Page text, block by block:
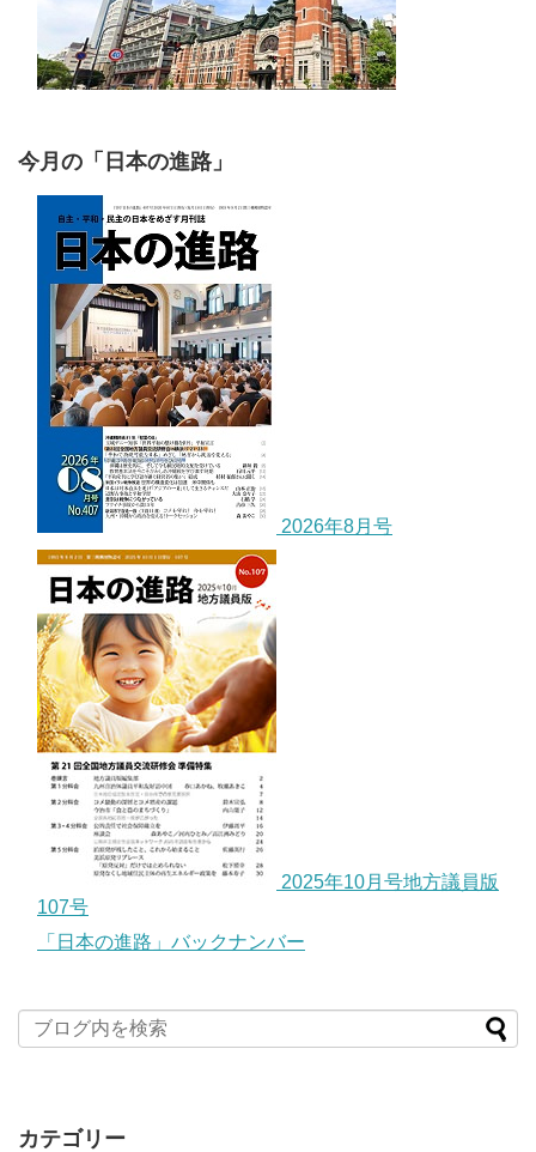
今月の「日本の進路」
2026年8月号
2025年10月号地方議員版
107号
「日本の進路」バックナンバー
カテゴリー